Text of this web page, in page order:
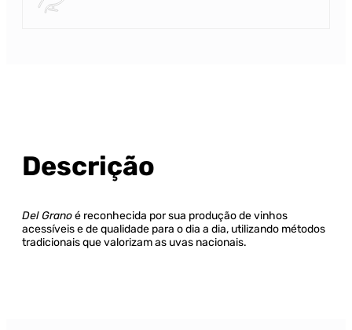
Descrição
Del Granoé reconhecida por sua produção de vinhos
acessíveis e de qualidade para o dia a dia, utilizando métodos
tradicionais que valorizam as uvas nacionais.